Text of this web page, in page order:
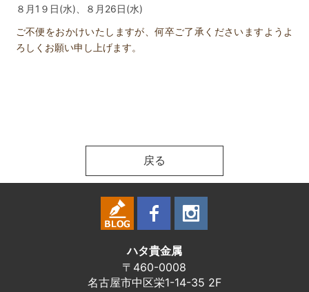
８月1９日(水)、８月26日(水)
ご不便をおかけいたしますが、何卒ご了承くださいますようよ
ろしくお願い申し上げます。
戻る
ハタ貴金属
〒460-0008
名古屋市中区栄1-14-35 2F